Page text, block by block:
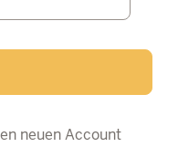
neuen Account